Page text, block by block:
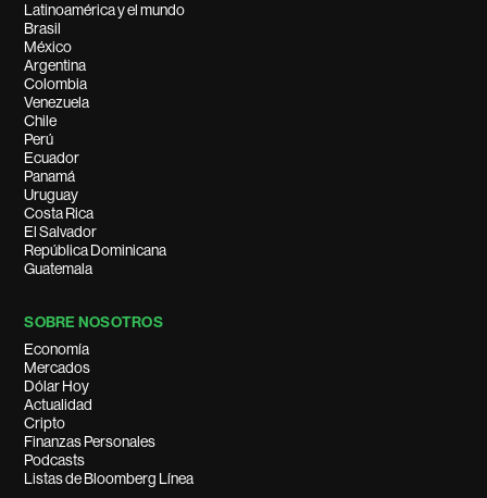
Latinoamérica y el mundo
Brasil
México
Argentina
Colombia
Venezuela
Chile
Perú
Ecuador
Panamá
Uruguay
Costa Rica
El Salvador
República Dominicana
Guatemala
SOBRE NOSOTROS
Economía
Mercados
Dólar Hoy
Actualidad
Cripto
Finanzas Personales
Podcasts
Listas de Bloomberg Línea